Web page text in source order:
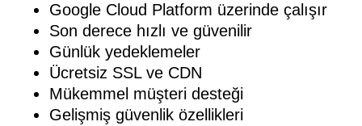
Google Cloud Platform üzerinde çalışır
Son derece hızlı ve güvenilir
Günlük yedeklemeler
Ücretsiz SSL ve CDN
Mükemmel müşteri desteği
Gelişmiş güvenlik özellikleri